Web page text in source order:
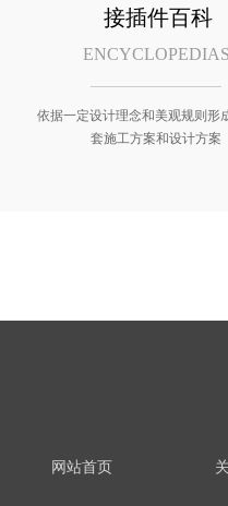
ENCYCLOPEDIAS
依据一定设计理念和美观规则形
套施工方案和设计方案
接插件百科
网站首页